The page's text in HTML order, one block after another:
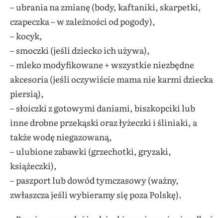
– ubrania na zmianę (body, kaftaniki, skarpetki,
czapeczka – w zależności od pogody),
– kocyk,
– smoczki (jeśli dziecko ich używa),
– mleko modyfikowane + wszystkie niezbędne
akcesoria (jeśli oczywiście mama nie karmi dziecka
piersią),
– słoiczki z gotowymi daniami, biszkopciki lub
inne drobne przekąski oraz łyżeczki i śliniaki, a
także wodę niegazowaną,
– ulubione zabawki (grzechotki, gryzaki,
książeczki),
– paszport lub dowód tymczasowy (ważny,
zwłaszcza jeśli wybieramy się poza Polskę).